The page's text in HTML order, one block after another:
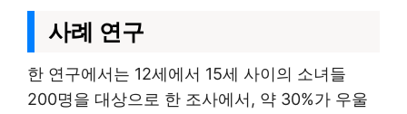
사례 연구
한 연구에서는 12세에서 15세 사이의 소녀들
200명을 대상으로 한 조사에서, 약 30%가 우울